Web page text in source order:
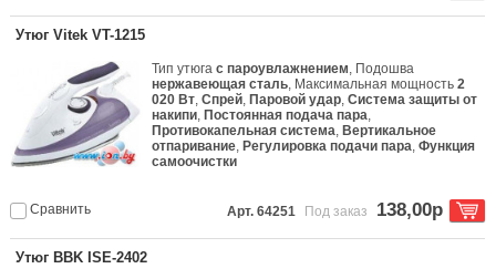
Утюг Vitek VT-1215
Тип утюгас пароувлажнением, Подошва
нержавеющая сталь, Максимальная мощность2
020 Вт,Спрей, Паровой удар,Система защиты от
накипи, Постоянная подача пара,
Противокапельная система, Вертикальное
отпаривание, Регулировка подачи пара,Функция
самоочистки
Сравнить Арт. 64251 Под заказ 138,00р
Утюг BBK ISE-2402